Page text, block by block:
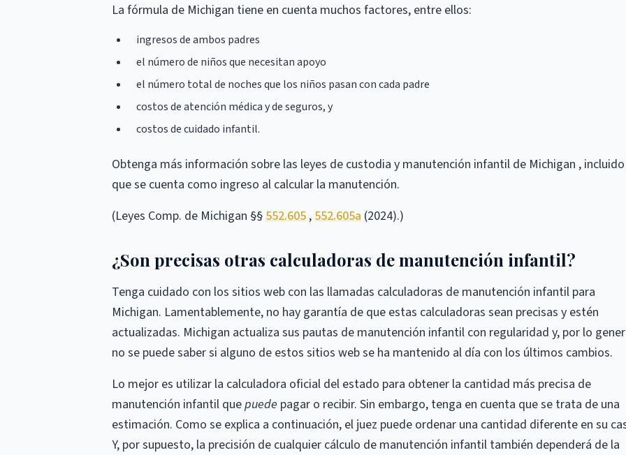
La fórmula de Michigan tiene en cuenta muchos factores, entre ellos:
ingresos de ambos padres
el número de niños que necesitan apoyo
el número total de noches que los niños pasan con cada padre
costos de atención médica y de seguros, y
costos de cuidado infantil.
Obtenga más información sobre las leyes de custodia y manutención infantil de Michigan ,
que se cuenta como ingreso al calcular la manutención.
(Leyes Comp. de Michigan §§ 552.605 , 552.605a (2024).)
¿Son precisas otras calculadoras de manutención infantil?
Tenga cuidado con los sitios web con las llamadas calculadoras de manutención infantil para
Michigan. Lamentablemente, no hay garantía de que estas calculadoras sean precisas y estén
actualizadas. Michigan actualiza sus pautas de manutención infantil con regularidad y, por lo
no se puede saber si alguno de estos sitios web se ha mantenido al día con los últimos cambios.
Lo mejor es utilizar la calculadora oficial del estado para obtener la cantidad más precisa de
manutención infantil quepuede pagar o recibir. Sin embargo, tenga en cuenta que se trata de una
estimación. Como se explica a continuación, el juez puede ordenar una cantidad diferente en su
Y, por supuesto, la precisión de cualquier cálculo de manutención infantil también dependerá de la